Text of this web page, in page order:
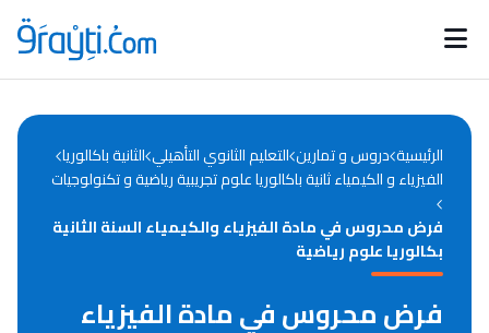
Catégories
d'actualités
Annonces bourses
الرئيسية دروس و تمارين التعليم الثانوي التأهيلي الثانية باكالوريا
الفيزياء و الكيمياء ثانية باكالوريا علوم تجريبية رياضية و تكنولوجيات
فرض محروس في مادة الفيزياء والكيمياء السنة الثانية
بكالوريا علوم رياضية
فرض محروس في مادة الفيزياء